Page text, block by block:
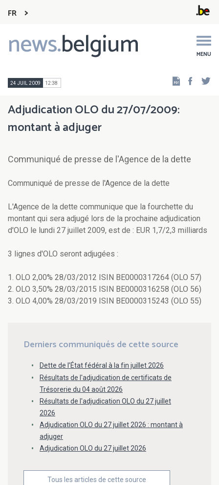
FR
news.belgium MENU
Main
navigation
24 JUIL 2009 12:38
Adjudication OLO du 27/07/2009:
montant à adjuger
Communiqué de presse de l'Agence de la dette
Communiqué de presse de l'Agence de la dette
L'Agence de la dette communique que la fourchette du
montant qui sera adjugé lors de la prochaine adjudication
d'OLO le lundi 27 juillet 2009, est de : EUR 1,7/2,3 milliards
3 lignes d'OLO seront adjugées :
1. OLO 2,00% 28/03/2012 ISIN BE0000317264 (OLO 57)
2. OLO 3,50% 28/03/2015 ISIN BE0000316258 (OLO 56)
3. OLO 4,00% 28/03/2019 ISIN BE0000315243 (OLO 55)
Derniers communiqués de cette source
Dette de l’État fédéral à la fin juillet 2026
Résultats de l'adjudication de certificats de
Trésorerie du 04 août 2026
Résultats de l'adjudication OLO du 27 juillet
2026
Adjudication OLO du 27 juillet 2026 : montant à
adjuger
Adjudication OLO du 27 juillet 2026
Tous les articles de cette source